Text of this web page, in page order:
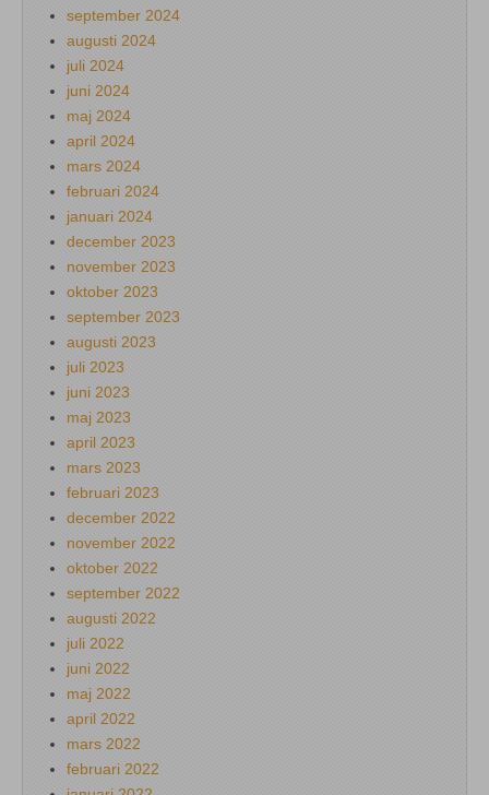
september 2024
augusti 2024
juli 2024
juni 2024
maj 2024
april 2024
mars 2024
februari 2024
januari 2024
december 2023
november 2023
oktober 2023
september 2023
augusti 2023
juli 2023
juni 2023
maj 2023
april 2023
mars 2023
februari 2023
december 2022
november 2022
oktober 2022
september 2022
augusti 2022
juli 2022
juni 2022
maj 2022
april 2022
mars 2022
februari 2022